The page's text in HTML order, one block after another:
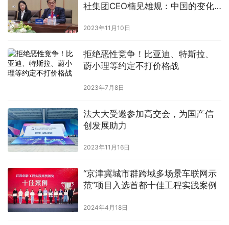
社集团CEO楠见雄规：中国的变化
2023年11月10日
拒绝恶性竞争！比亚迪、特斯拉、
蔚小理等约定不打价格战
2023年7月8日
法大大受邀参加高交会，为国产信
创发展助力
2023年11月16日
“京津冀城市群跨域多场景车联网示
范”项目入选首都十佳工程实践案例
2024年4月18日